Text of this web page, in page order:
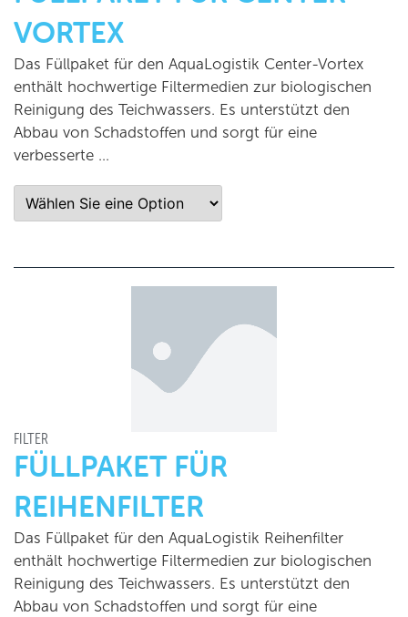
VORTEX
Das Füllpaket für den AquaLogistik Center-Vortex
enthält hochwertige Filtermedien zur biologischen
Reinigung des Teichwassers. Es unterstützt den
Abbau von Schadstoffen und sorgt für eine
verbesserte …
FILTER
FÜLLPAKET FÜR
REIHENFILTER
Das Füllpaket für den AquaLogistik Reihenfilter
enthält hochwertige Filtermedien zur biologischen
Reinigung des Teichwassers. Es unterstützt den
Abbau von Schadstoffen und sorgt für eine